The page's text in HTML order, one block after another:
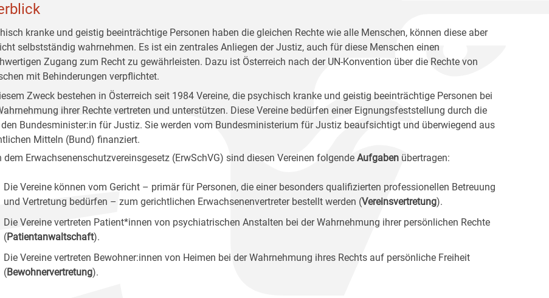
kranke und geistig beeinträchtige Personen haben die gleichen Rechte wie alle Menschen, können diese aber
selbstständig wahrnehmen. Es ist ein zentrales Anliegen der Justiz, auch für diese Menschen einen
Zugang zum Recht zu gewährleisten. Dazu ist Österreich nach der UN-Konvention über die Rechte von
mit Behinderungen verpflichtet.
Zweck bestehen in Österreich seit 1984 Vereine, die psychisch kranke und geistig beeinträchtige Personen bei
ihrer Rechte vertreten und unterstützen. Diese Vereine bedürfen einer Eignungsfeststellung durch die
den Bundesminister:in für Justiz. Sie werden vom Bundesministerium für Justiz beaufsichtigt und überwiegend aus
Mitteln (Bund) finanziert.
dem Erwachsenenschutzvereinsgesetz (ErwSchVG) sind diesen Vereinen folgende Aufgaben übertragen:
Die Vereine können vom Gericht – primär für Personen, die einer besonders qualifizierten professionellen Betreuung
und Vertretung bedürfen – zum gerichtlichen Erwachsenenvertreter bestellt werden (Vereinsvertretung).
Die Vereine vertreten Patient*innen von psychiatrischen Anstalten bei der Wahrnehmung ihrer persönlichen Rechte
(Patientanwaltschaft).
Die Vereine vertreten Bewohner:innen von Heimen bei der Wahrnehmung ihres Rechts auf persönliche Freiheit
(Bewohnervertretung).